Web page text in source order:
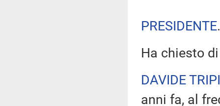
PRESIDENTE
Ha chiesto
DAVIDE
anni fa, al